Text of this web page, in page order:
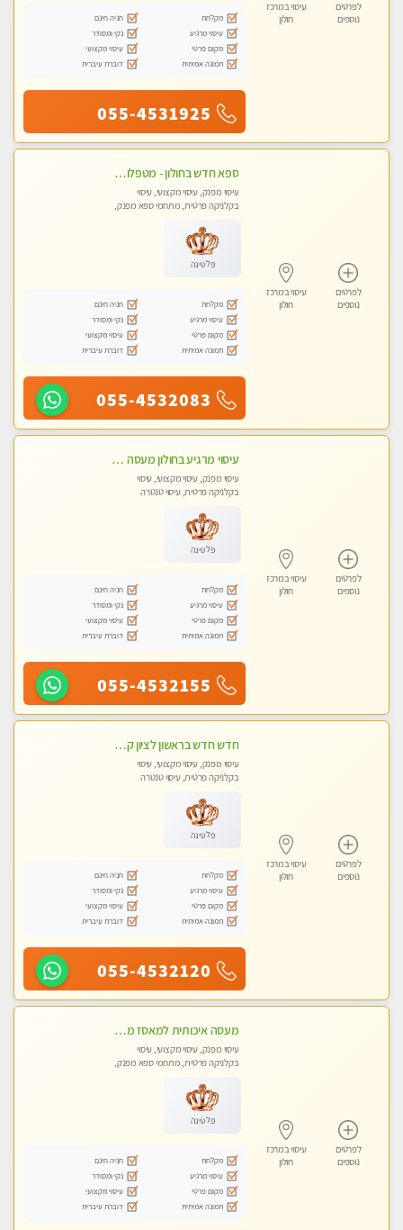
לפרטים
נוספים
עיסוי במרכז
חולון
מקלחת
חניה חינם
עיסוי מרגיע
נקי ומסודר
מקום פרטי
עיסוי מקצועי
תמונה אמיתית
דוברת עיברית
055-4531925
לפרטים
נוספים
עיסוי במרכז
חולון
ספא חדש בחולון - מטפלות מקצועיות ברמה גבוהה מומלץ מאוד !!! . . highly recommended..new in the city -אין פרטים נוספים במקום -ללא מין !!ממתינה לך שתגיע
עיסוי מפנק, עיסוי מקצועי, עיסוי
בקלניקה פרטית, מתחמי ספא מפנק,
פלטינה
מקלחת
חניה חינם
עיסוי מרגיע
נקי ומסודר
מקום פרטי
עיסוי מקצועי
תמונה אמיתית
דוברת עיברית
055-4532083
לפרטים
נוספים
עיסוי במרכז
חולון
עיסוי מרגיע בחולון מעסה מקצועית באנרגיה טובה עיסוי מדהים .... ללא מין !
עיסוי מפנק, עיסוי מקצועי, עיסוי
בקלניקה פרטית, עיסוי טנטרה
פלטינה
מקלחת
חניה חינם
עיסוי מרגיע
נקי ומסודר
מקום פרטי
עיסוי מקצועי
תמונה אמיתית
דוברת עיברית
055-4532155
לפרטים
נוספים
עיסוי במרכז
חולון
חדש חדש בראשון לציון קליניקה פרטית לבריאות הגוף לעיסוי מקצועי ומפנק -שעות עבודה -10:00-23:00
עיסוי מפנק, עיסוי מקצועי, עיסוי
בקלניקה פרטית, עיסוי טנטרה
פלטינה
מקלחת
חניה חינם
עיסוי מרגיע
נקי ומסודר
מקום פרטי
עיסוי מקצועי
תמונה אמיתית
דוברת עיברית
055-4532120
לפרטים
נוספים
עיסוי במרכז
חולון
מעסה איכותית למאסז מקצועי ומפנק לכל שרירי הגוף
עיסוי מפנק, עיסוי מקצועי, עיסוי
בקלניקה פרטית, מתחמי ספא מפנק,
פלטינה
מקלחת
חניה חינם
עיסוי מרגיע
נקי ומסודר
מקום פרטי
עיסוי מקצועי
תמונה אמיתית
דוברת עיברית